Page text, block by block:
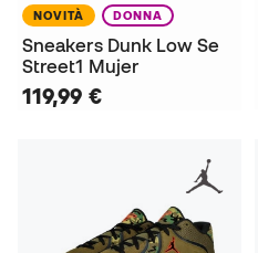
NOVITÀ DONNA
Sneakers Dunk Low Se
Street1 Mujer
119,99 €